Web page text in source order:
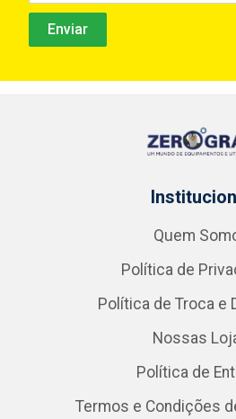
Quem
Política de
Política de Troca e
Nossas
Política de
Termos e Condições